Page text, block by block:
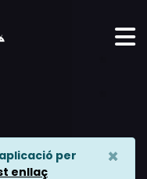
per
enllaç
×